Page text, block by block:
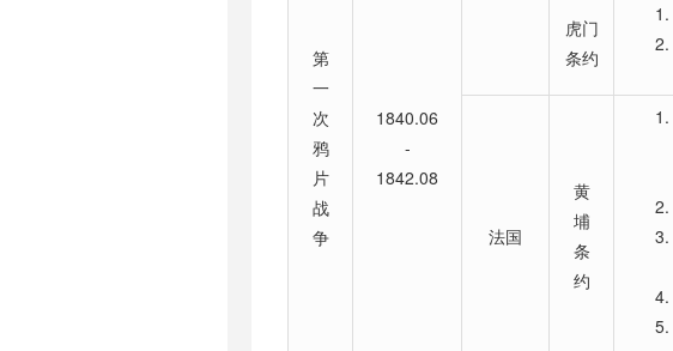
第
一
次
鸦
片
战
争
1840.06
-
1842.08
虎门
条约
法国
黄
埔
条
约